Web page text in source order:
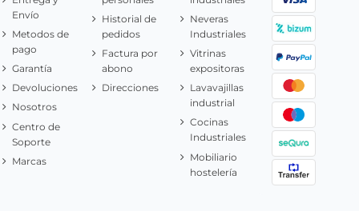
Envío
Metodos de
pago
Garantía
Devoluciones
Nosotros
Centro de
Soporte
Marcas
Historial de
pedidos
Factura por
abono
Direcciones
Neveras
Industriales
Vitrinas
expositoras
Lavavajillas
industrial
Cocinas
Industriales
Mobiliario
hostelería